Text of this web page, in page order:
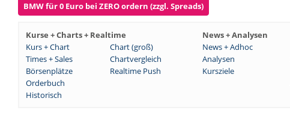
BMW für 0 Euro bei ZERO ordern (zzgl. Spreads)
Kurse + Charts + Realtime News + Analysen
Kurs + Chart
Chart (groß) News + Adhoc
Times + Sales
Chartvergleich Analysen
Börsenplätze
Realtime Push Kursziele
Orderbuch
Historisch